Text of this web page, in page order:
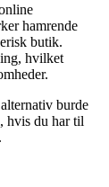
hamrende
butik.
hvilket
burde
hvis du har til